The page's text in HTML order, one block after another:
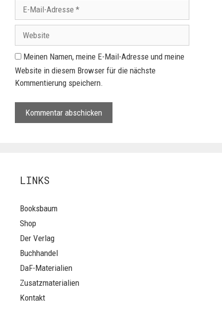
Meinen Namen, meine E-Mail-Adresse und meine
Website in diesem Browser für die nächste
Kommentierung speichern.
LINKS
Booksbaum
Shop
Der Verlag
Buchhandel
DaF-Materialien
Zusatzmaterialien
Kontakt